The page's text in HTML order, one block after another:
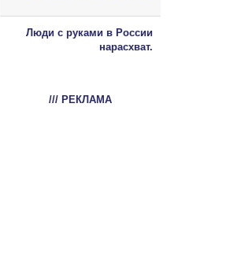
Люди с руками в России
нарасхват.
/// РЕКЛАМА